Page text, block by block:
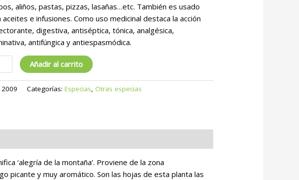
aliños, pastas, pizzas, lasañas…etc. También es usado
aceites e infusiones. Como uso medicinal destaca la acción
digestiva, antiséptica, tónica, analgésica,
antifúngica y antiespasmódica.
Añadir al carrito
2009 Categorías: Especias, Otras especias
‘alegría de la montaña’. Proviene de la zona
picante y muy aromático. Son las hojas de esta planta las